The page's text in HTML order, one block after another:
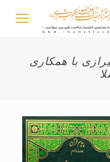
با همکاری